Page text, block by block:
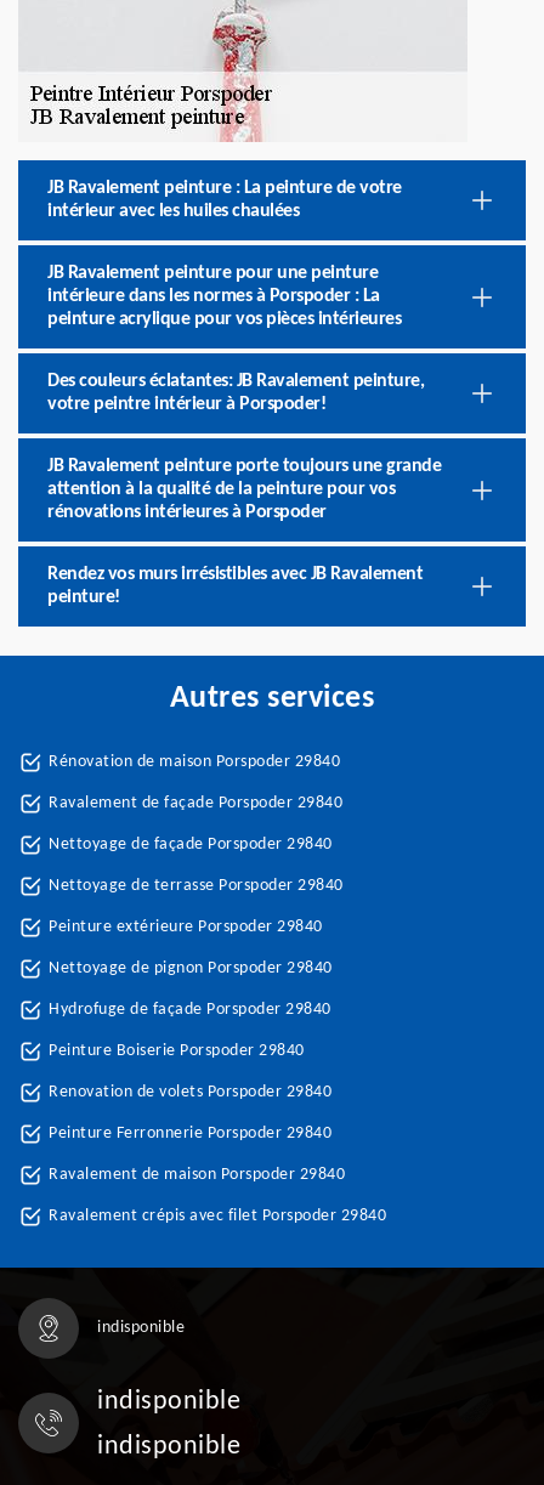
JB Ravalement peinture : La peinture de votre
intérieur avec les huiles chaulées
JB Ravalement peinture pour une peinture
intérieure dans les normes à Porspoder : La
peinture acrylique pour vos pièces intérieures
Des couleurs éclatantes: JB Ravalement peinture,
votre peintre intérieur à Porspoder!
JB Ravalement peinture porte toujours une grande
attention à la qualité de la peinture pour vos
rénovations intérieures à Porspoder
Rendez vos murs irrésistibles avec JB Ravalement
peinture!
Autres services
Rénovation de maison Porspoder 29840
Ravalement de façade Porspoder 29840
Nettoyage de façade Porspoder 29840
Nettoyage de terrasse Porspoder 29840
Peinture extérieure Porspoder 29840
Nettoyage de pignon Porspoder 29840
Hydrofuge de façade Porspoder 29840
Peinture Boiserie Porspoder 29840
Renovation de volets Porspoder 29840
Peinture Ferronnerie Porspoder 29840
Ravalement de maison Porspoder 29840
Ravalement crépis avec filet Porspoder 29840
indisponible
indisponible
indisponible